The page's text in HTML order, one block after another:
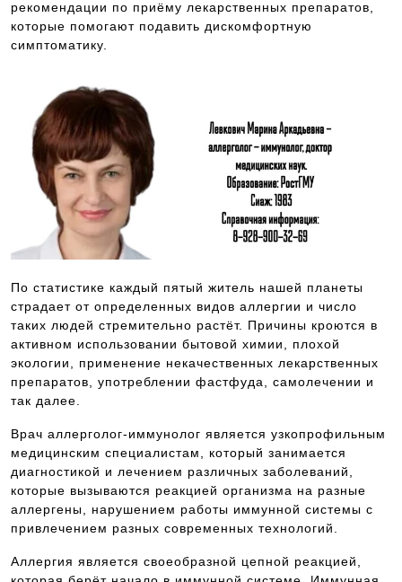
рекомендации по приёму лекарственных препаратов,
которые помогают подавить дискомфортную
симптоматику.
По статистике каждый пятый житель нашей планеты
страдает от определенных видов аллергии и число
таких людей стремительно растёт. Причины кроются в
активном использовании бытовой химии, плохой
экологии, применение некачественных лекарственных
препаратов, употреблении фастфуда, самолечении и
так далее.
Врач аллерголог-иммунолог является узкопрофильным
медицинским специалистам, который занимается
диагностикой и лечением различных заболеваний,
которые вызываются реакцией организма на разные
аллергены, нарушением работы иммунной системы с
привлечением разных современных технологий.
Аллергия является своеобразной цепной реакцией,